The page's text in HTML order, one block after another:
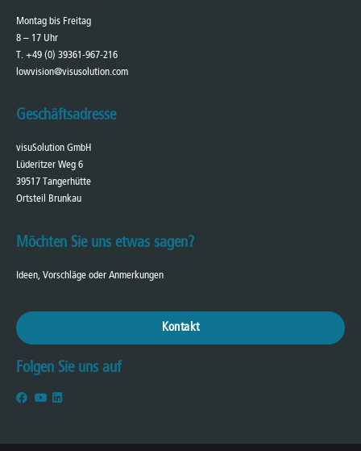
Montag bis Freitag
8 – 17 Uhr
T. +49 (0) 39361-967-216
lowvision@visusolution.com
Geschäftsadresse
visuSolution GmbH
Lüderitzer Weg 6
39517 Tangerhütte
Ortsteil Brunkau
Möchten Sie uns etwas sagen?
Ideen, Vorschläge oder Anmerkungen
Kontakt
Folgen Sie uns auf